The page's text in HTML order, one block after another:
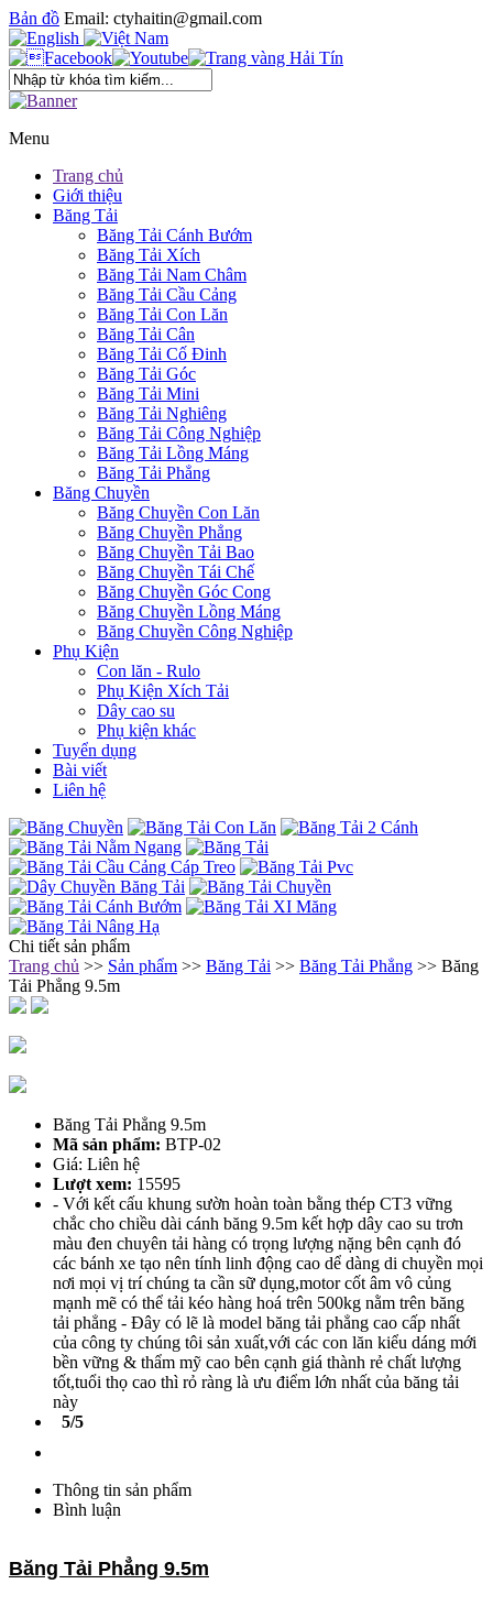
Bản đồ Email: ctyhaitin@gmail.com
Menu
Trang chủ
Giới thiệu
Băng Tải
Băng Tải Cánh Bướm
Băng Tải Xích
Băng Tải Nam Châm
Băng Tải Cầu Cảng
Băng Tải Con Lăn
Băng Tải Cân
Băng Tải Cố Đinh
Băng Tải Góc
Băng Tải Mini
Băng Tải Nghiêng
Băng Tải Công Nghiệp
Băng Tải Lồng Máng
Băng Tải Phẳng
Băng Chuyền
Băng Chuyền Con Lăn
Băng Chuyền Phẳng
Băng Chuyền Tải Bao
Băng Chuyền Tái Chế
Băng Chuyền Góc Cong
Băng Chuyền Lồng Máng
Băng Chuyền Công Nghiệp
Phụ Kiện
Con lăn - Rulo
Phụ Kiện Xích Tải
Dây cao su
Phụ kiện khác
Tuyển dụng
Bài viết
Liên hệ
Chi tiết sản phẩm
Trang chủ >> Sản phẩm >> Băng Tải >> Băng Tải Phẳng >> Băng
Tải Phẳng 9.5m
Băng Tải Phẳng 9.5m
Mã sản phẩm: BTP-02
Giá: Liên hệ
Lượt xem: 15595
- Với kết cấu khung sườn hoàn toàn bằng thép CT3 vững
chắc cho chiều dài cánh băng 9.5m kết hợp dây cao su trơn
màu đen chuyên tải hàng có trọng lượng nặng bên cạnh đó
các bánh xe tạo nên tính linh động cao dể dàng di chuyền mọi
nơi mọi vị trí chúng ta cần sữ dụng,motor cốt âm vô củng
mạnh mẽ có thể tải kéo hàng hoá trên 500kg nằm trên băng
tải phẳng - Đây có lẽ là model băng tải phẳng cao cấp nhất
của công ty chúng tôi sản xuất,với các con lăn kiểu dáng mới
bền vững & thẩm mỹ cao bên cạnh giá thành rẻ chất lượng
tốt,tuổi thọ cao thì rỏ ràng là ưu điểm lớn nhất của băng tải
này
5/5
Thông tin sản phẩm
Bình luận
Băng Tải Phẳng 9.5m